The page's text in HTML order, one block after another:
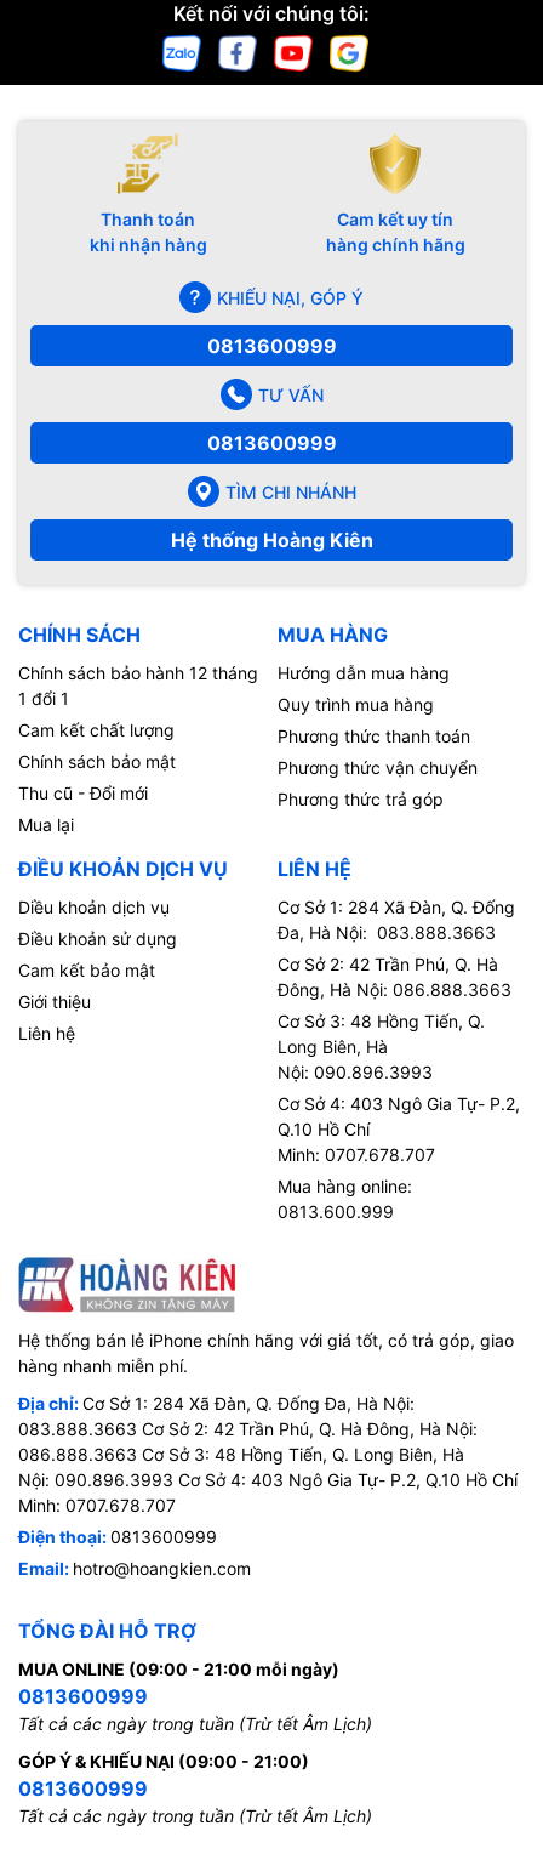
Kết nối với chúng tôi:
Thanh toán
khi nhận hàng
Cam kết uy tín
hàng chính hãng
KHIẾU NẠI, GÓP Ý
0813600999
TƯ VẤN
0813600999
TÌM CHI NHÁNH
Hệ thống Hoàng Kiên
CHÍNH SÁCH
Chính sách bảo hành 12 tháng
1 đổi 1
Cam kết chất lượng
Chính sách bảo mật
Thu cũ - Đổi mới
Mua lại
MUA HÀNG
Hướng dẫn mua hàng
Quy trình mua hàng
Phương thức thanh toán
Phương thức vận chuyển
Phương thức trả góp
ĐIỀU KHOẢN DỊCH VỤ
Diều khoản dịch vụ
Điều khoản sử dụng
Cam kết bảo mật
Giới thiệu
Liên hệ
LIÊN HỆ
Cơ Sở 1: 284 Xã Đàn, Q. Đống
Đa, Hà Nội: 083.888.3663
Cơ Sở 2: 42 Trần Phú, Q. Hà
Đông, Hà Nội: 086.888.3663
Cơ Sở 3: 48 Hồng Tiến, Q.
Long Biên, Hà
Nội: 090.896.3993
Cơ Sở 4: 403 Ngô Gia Tự- P.2,
Q.10 Hồ Chí
Minh: 0707.678.707
Mua hàng online:
0813.600.999
Hệ thống bán lẻ iPhone chính hãng với giá tốt, có trả góp, giao
hàng nhanh miễn phí.
Địa chỉ:Cơ Sở 1: 284 Xã Đàn, Q. Đống Đa, Hà Nội:
083.888.3663 Cơ Sở 2: 42 Trần Phú, Q. Hà Đông, Hà Nội:
086.888.3663 Cơ Sở 3: 48 Hồng Tiến, Q. Long Biên, Hà
Nội: 090.896.3993 Cơ Sở 4: 403 Ngô Gia Tự- P.2, Q.10 Hồ Chí
Minh: 0707.678.707
Điện thoại:0813600999
Email: hotro@hoangkien.com
TỔNG ĐÀI HỖ TRỢ
MUA ONLINE (09:00 - 21:00 mỗi ngày)
0813600999
Tất cả các ngày trong tuần (Trừ tết Âm Lịch)
GÓP Ý & KHIẾU NẠI (09:00 - 21:00)
0813600999
Tất cả các ngày trong tuần (Trừ tết Âm Lịch)